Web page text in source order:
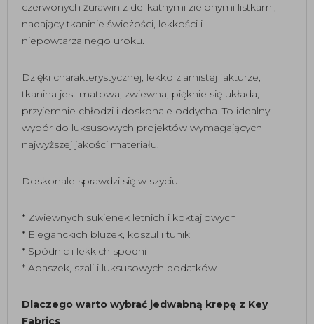
czerwonych żurawin z delikatnymi zielonymi listkami,
nadający tkaninie świeżości, lekkości i
niepowtarzalnego uroku.
Dzięki charakterystycznej, lekko ziarnistej fakturze,
tkanina jest matowa, zwiewna, pięknie się układa,
przyjemnie chłodzi i doskonale oddycha. To idealny
wybór do luksusowych projektów wymagających
najwyższej jakości materiału.
Doskonale sprawdzi się w szyciu:
* Zwiewnych sukienek letnich i koktajlowych
* Eleganckich bluzek, koszul i tunik
* Spódnic i lekkich spodni
* Apaszek, szali i luksusowych dodatków
Dlaczego warto wybrać jedwabną krepę z Key
Fabrics